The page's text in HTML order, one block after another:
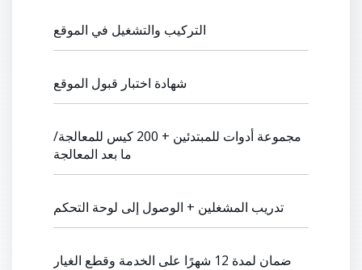
التركيب والتشغيل في الموقع
شهادة اختبار قبول الموقع
مجموعة أدوات للمبتدئين + 200 كيس للمعالجة/
ما بعد المعالجة
تدريب المشغلين + الوصول إلى لوحة التحكم
ضمان لمدة 12 شهرًا على الخدمة وقطع الغيار